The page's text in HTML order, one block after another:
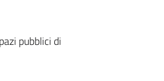
pubblici di